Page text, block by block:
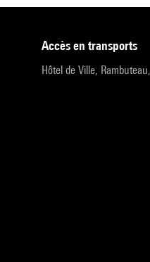
accès en transports
Hôtel de Ville,